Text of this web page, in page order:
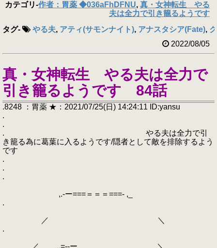
カテゴリ-作者：胃薬 ◆036aFhDFNU, 真・女神転生 やる
夫は全力で引き籠るようです
タグ- やる夫, アティ(サモンナイト), アナスタシア(Fate),
2022/08/05
真・女神転生 やる夫は全力で
引き籠るようです 84話
.8248 ：胃薬 ★：2021/07/25(日) 14:24:11 ID:yansu
.
.
. やる夫は全力で引
き籠る為に葛葉に入るようです/隠者として敵を排除するよう
です
.
.
.
,.-ー===＝＝＝===- ,_
.
／ ＼
.
／ ,.=--ー ＼